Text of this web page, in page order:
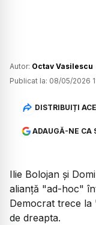
Autor: Octav Vasilescu
Publicat la: 08/05/2026
DISTRIBUIȚI
ADAUGĂ-NE CA
Ilie Bolojan și
alianță "ad-hoc"
Democrat trece
de dreapta.